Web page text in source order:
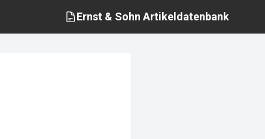
Ernst & Sohn Artikeldatenbank